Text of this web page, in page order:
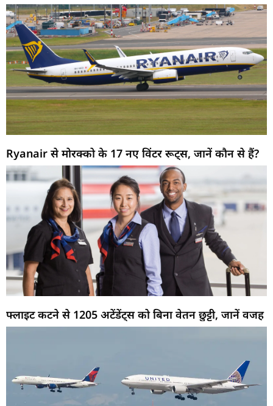
Ryanair से मोरक्को के 17 नए विंटर रूट्स, जानें कौन से हैं?
फ्लाइट कटने से 1205 अटेंडेंट्स को बिना वेतन छुट्टी, जानें वजह